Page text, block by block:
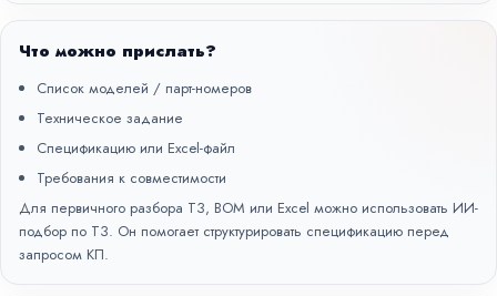
Что можно прислать?
Список моделей / парт-номеров
Техническое задание
Спецификацию или Excel-файл
Требования к совместимости
Для первичного разбора ТЗ, BOM или Excel можно использовать ИИ-
подбор по ТЗ. Он помогает структурировать спецификацию перед
запросом КП.